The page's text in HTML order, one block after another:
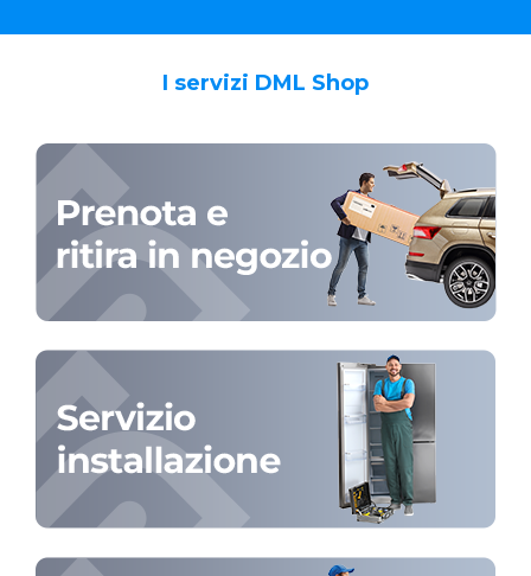
I servizi DML Shop